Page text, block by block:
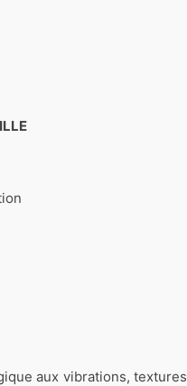
aux vibrations, textures